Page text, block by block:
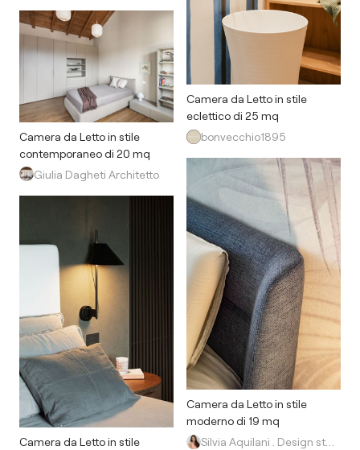
Camera da Letto in stile
contemporaneo di 20 mq
Giulia Dagheti Architetto
Camera da Letto in stile
Camera da Letto in stile
eclettico di 25 mq
bonvecchio1895
Camera da Letto in stile
moderno di 19 mq